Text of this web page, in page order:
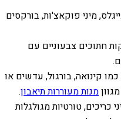
מיני פוקאצ'ות, בורקסים
חתוכים צבעוניים עם
קינואה, בורגול, עדשים או
מנות מעוררות תיאבון.
כריכים, טורטיות מגולגלות